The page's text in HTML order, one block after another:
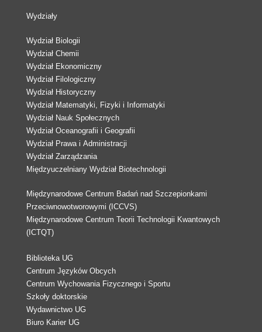
Wydziały
Wydział Biologii
Wydział Chemii
Wydział Ekonomiczny
Wydział Filologiczny
Wydział Historyczny
Wydział Matematyki, Fizyki i Informatyki
Wydział Nauk Społecznych
Wydział Oceanografii i Geografii
Wydział Prawa i Administracji
Wydział Zarządzania
Międzyuczelniany Wydział Biotechnologii
Międzynarodowe Centrum Badań nad Szczepionkami
Przeciwnowotworowymi (ICCVS)
Międzynarodowe Centrum Teorii Technologii Kwantowych
(ICTQT)
Biblioteka UG
Centrum Języków Obcych
Centrum Wychowania Fizycznego i Sportu
Szkoły doktorskie
Wydawnictwo UG
Biuro Karier UG